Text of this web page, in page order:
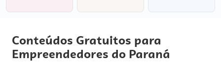
Conteúdos Gratuitos para
Empreendedores do Paraná